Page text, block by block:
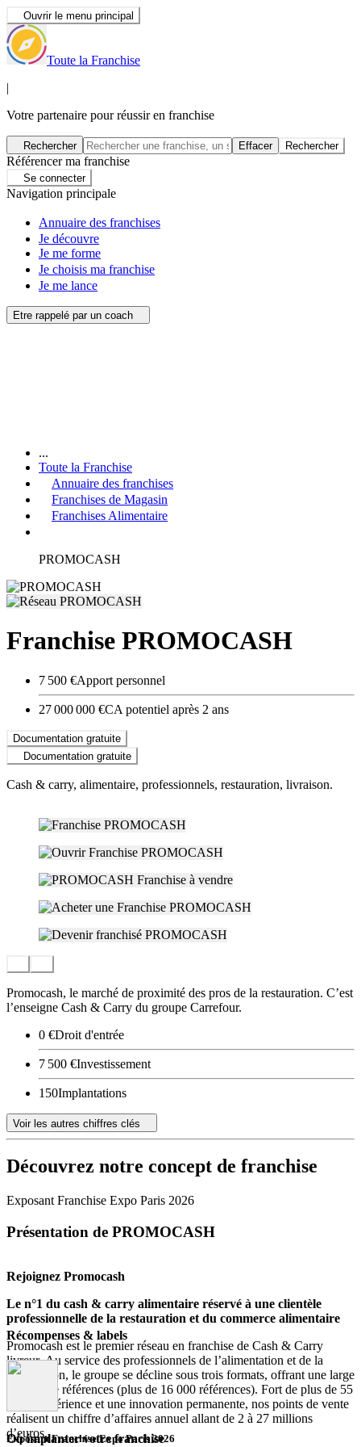
Ouvrir le menu principal
Toute la Franchise
|
Votre partenaire pour réussir en franchise
Rechercher Effacer Rechercher
Référencer ma franchise
Se connecter
Navigation principale
Annuaire des franchises
Je découvre
Je me forme
Je choisis ma franchise
Je me lance
Etre rappelé par un coach
...
Toute la Franchise
Annuaire des franchises
Franchises de Magasin
Franchises Alimentaire
PROMOCASH
Franchise PROMOCASH
7 500 €Apport personnel
27 000 000 €CA potentiel après 2 ans
Documentation gratuite
Documentation gratuite
Cash & carry, alimentaire, professionnels, restauration, livraison.
Promocash, le marché de proximité des pros de la restauration. C’est
l’enseigne Cash & Carry du groupe Carrefour.
0 €Droit d'entrée
7 500 €Investissement
150Implantations
Voir les autres chiffres clés
Découvrez notre concept de franchise
Exposant Franchise Expo Paris 2026
Présentation de PROMOCASH
Rejoignez Promocash
Le n°1 du cash & carry alimentaire réservé à une clientèle
professionnelle de la restauration et du commerce alimentaire
Promocash est le premier réseau en franchise de Cash & Carry
livreur. Au service des professionnels de l’alimentation et de la
restauration, le groupe se décline sous trois formats, offrant une large
gamme de références (plus de 16 000 références). Fort de plus de 55
ans d’expérience et une innovation permanente, nos points de vente
réalisent un chiffre d’affaires annuel allant de 2 à 27 millions
d’euros.
Récompenses & labels
Exposant Franchise Expo Paris 2026
Où implanter votre franchise